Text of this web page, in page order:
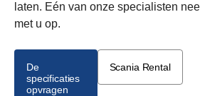
laten. Eén van onze specialisten
met u op.
De
specificaties
opvragen
Scania Rental